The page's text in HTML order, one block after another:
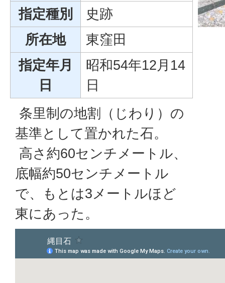
指定種別
史跡
所在地
東窪田
指定年月
日
昭和54年12月14
日
条里制の地割（じわり）の
基準として置かれた石。
高さ約60センチメートル、
底幅約50センチメートル
で、もとは3メートルほど
東にあった。